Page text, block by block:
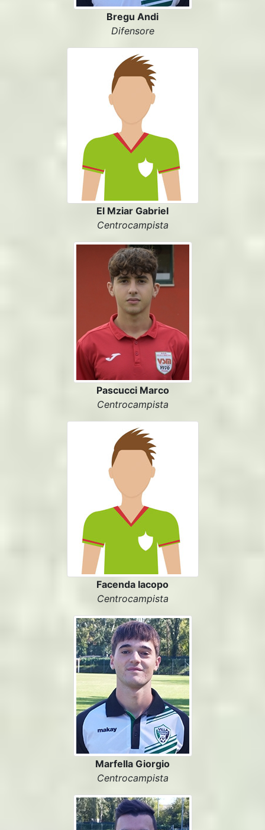
Bregu Andi
Difensore
El Mziar Gabriel
Centrocampista
Pascucci Marco
Centrocampista
Facenda Iacopo
Centrocampista
Marfella Giorgio
Centrocampista